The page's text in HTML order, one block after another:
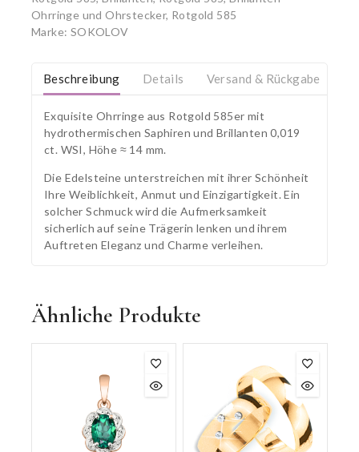
Ohrringe und Ohrstecker, Rotgold 585
Marke: SOKOLOV
Beschreibung Details Versand & Rückgabe
Exquisite Ohrringe aus Rotgold 585er mit
hydrothermischen Saphiren und Brillanten 0,019
ct. WSI, Höhe ≈ 14 mm.
Die Edelsteine unterstreichen mit ihrer Schönheit
Ihre Weiblichkeit, Anmut und Einzigartigkeit. Ein
solcher Schmuck wird die Aufmerksamkeit
sicherlich auf seine Trägerin lenken und ihrem
Auftreten Eleganz und Charme verleihen.
Ähnliche Produkte